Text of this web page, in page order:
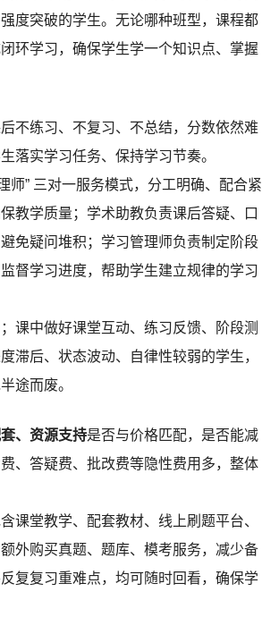
度突破的学生。无论哪种班型，课程都
环学习，确保学生学一个知识点、掌握
不练习、不复习、不总结，分数依然难
落实学习任务、保持学习节奏。
师” 三对一服务模式，分工明确、配合紧
教学质量；学术助教负责课后答疑、口
免疑问堆积；学习管理师负责制定阶段
督学习进度，帮助学生建立规律的学习
课中做好课堂互动、练习反馈、阶段测
滞后、状态波动、自律性较弱的学生，
途而废。
、资源支持是否与价格匹配，是否能减
、答疑费、批改费等隐性费用多，整体
课堂教学、配套教材、线上刷题平台、
外购买真题、题库、模考服务，减少备
复复习重难点，均可随时回看，确保学